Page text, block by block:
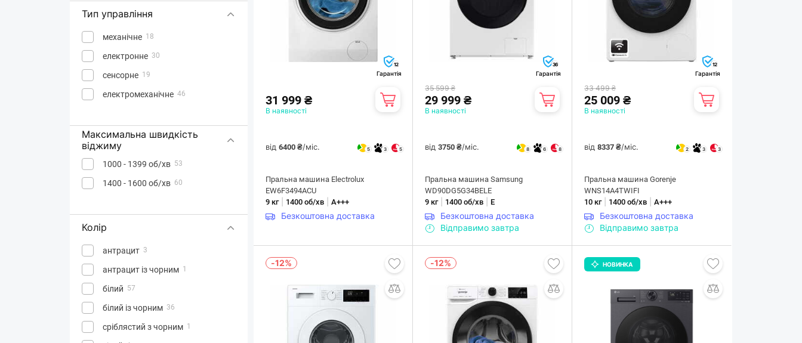
Тип управління
механічне 18
електронне 30
сенсорне 19
електромеханічне 46
Максимальна швидкість
віджиму
1000 - 1399 об/хв 53
1400 - 1600 об/хв 60
Колір
антрацит 3
антрацит із чорним 1
білий 57
білий із чорним 36
сріблястий з чорним 1
12
Гарантія
31 999 ₴
В наявності
від 6400 ₴/міс. 5 3 5
Пральна машина Electrolux
EW6F3494ACU
9 кг| 1400 об/хв А+++
Безкоштовна доставка
36
Гарантія
35 599 ₴
29 999 ₴
В наявності
від3750 ₴/міс. 8 6 8
Пральна машина Samsung
WD90DG5G34BELE
9 кг| 1400 об/хв Е
Безкоштовна доставка
Відправимо завтра
12
Гарантія
33 499 ₴
25 009 ₴
В наявності
від8337 ₴/міс. 2 3 3
Пральна машина Gorenje
WNS14A4TWIFI
10 кг| 1400 об/хв |А+++
Безкоштовна доставка
Відправимо завтра
-12% -12% НОВИНКА